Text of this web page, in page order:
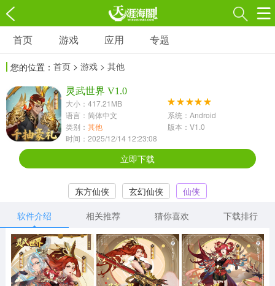
游戏
3697款应用
1597款应用
休闲益智
13387款应用
2196款应用
418款应用
音乐舞蹈
269款应用
2716款应用
515款应用
其他
游戏助手
MOD游戏
首页 游戏 应用 专题
您的位置： 首页 > 游戏 > 其他
灵武世界 V1.0
大小：417.21MB
语言：简体中文
系统：Android
类别： 其他
版本：V1.0
时间：2025/12/14 12:23:08
立即下载
东方仙侠 玄幻仙侠
仙侠
软件介绍
相关推荐 猜你喜欢 下载排行